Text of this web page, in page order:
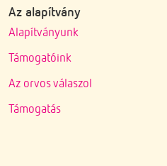
Az alapítvány
Alapítványunk
Támogatóink
Az orvos válaszol
Támogatás